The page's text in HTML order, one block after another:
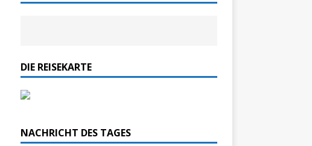
DIE REISEKARTE
NACHRICHT DES TAGES